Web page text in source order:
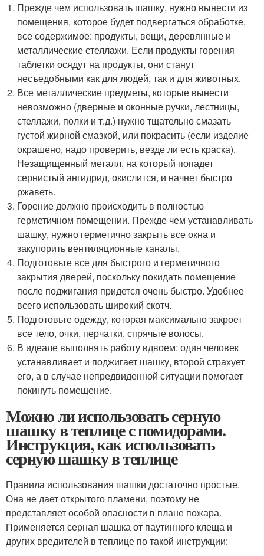
Прежде чем использовать шашку, нужно вынести из
помещения, которое будет подвергаться обработке,
все содержимое: продукты, вещи, деревянные и
металлические стеллажи. Если продукты горения
таблетки осядут на продукты, они станут
несъедобными как для людей, так и для животных.
Все металлические предметы, которые вынести
невозможно (дверные и оконные ручки, лестницы,
стеллажи, полки и т.д.) нужно тщательно смазать
густой жирной смазкой, или покрасить (если изделие
окрашено, надо проверить, везде ли есть краска).
Незащищенный металл, на который попадет
сернистый ангидрид, окислится, и начнет быстро
ржаветь.
Горение должно происходить в полностью
герметичном помещении. Прежде чем устанавливать
шашку, нужно герметично закрыть все окна и
закупорить вентиляционные каналы.
Подготовьте все для быстрого и герметичного
закрытия дверей, поскольку покидать помещение
после поджигания придется очень быстро. Удобнее
всего использовать широкий скотч.
Подготовьте одежду, которая максимально закроет
все тело, очки, перчатки, спрячьте волосы.
В идеале выполнять работу вдвоем: один человек
устанавливает и поджигает шашку, второй страхует
его, а в случае непредвиденной ситуации помогает
покинуть помещение.
Можно ли использовать серную
шашку в теплице с помидорами.
Инструкция, как использовать
серную шашку в теплице
Правила использования шашки достаточно простые.
Она не дает открытого пламени, поэтому не
представляет особой опасности в плане пожара.
Применяется серная шашка от паутинного клеща и
других вредителей в теплице по такой инструкции: